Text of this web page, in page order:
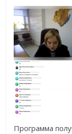
Программа